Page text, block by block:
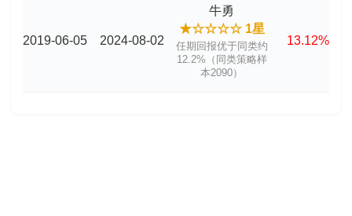
2019-06-05 2024-08-02
牛勇
★☆☆☆☆ 1星
任期回报优于同类约
12.2%（同类策略样
本2090）
13.12%